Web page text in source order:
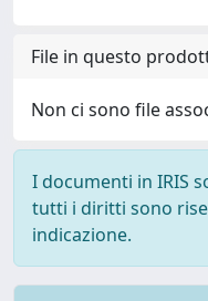
File in questo
Non ci sono file
I documenti in IRIS
tutti i diritti sono
indicazione.